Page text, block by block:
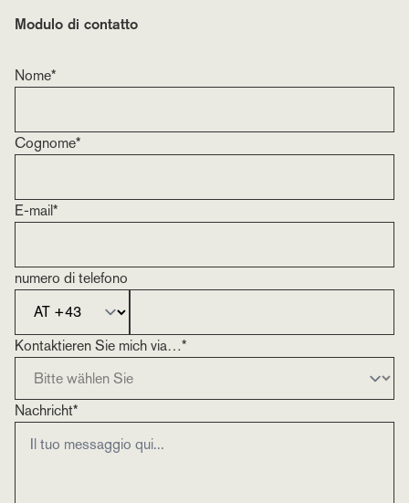
Modulo di contatto
Nome*
Cognome*
E-mail*
numero di telefono
Kontaktieren Sie mich via…*
Nachricht*